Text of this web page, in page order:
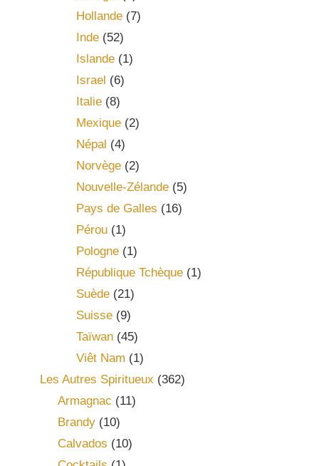
Hollande(7)
Inde(52)
Islande(1)
Israel (6)
Italie(8)
Mexique(2)
Népal (4)
Norvège(2)
Nouvelle-Zélande(5)
Pays de Galles (16)
Pérou(1)
Pologne(1)
République Tchèque(1)
Suède(21)
Suisse(9)
Taïwan(45)
Viêt Nam (1)
Les Autres Spiritueux (362)
Armagnac (11)
Brandy (10)
Calvados (10)